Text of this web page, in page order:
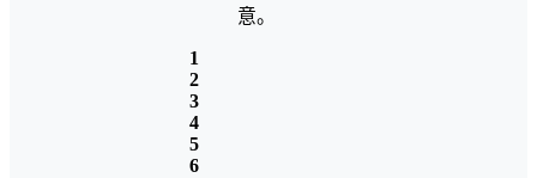
意。
1
2
3
4
5
6